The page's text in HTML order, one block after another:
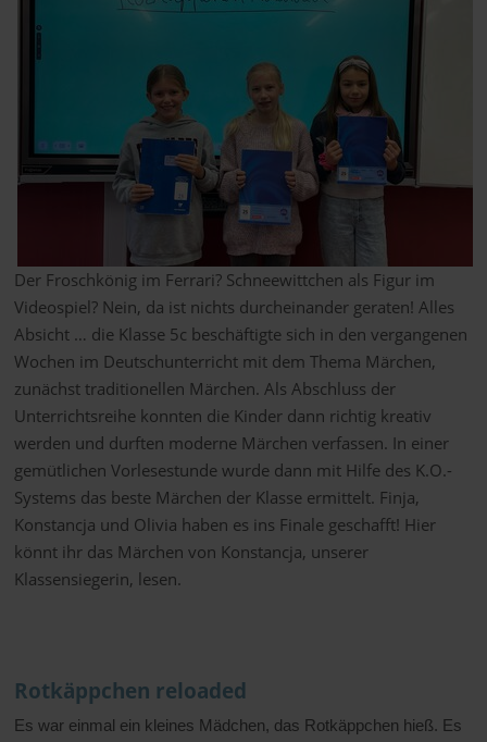
Der Froschkönig im Ferrari? Schneewittchen als Figur im
Videospiel? Nein, da ist nichts durcheinander geraten! Alles
Absicht … die Klasse 5c beschäftigte sich in den vergangenen
Wochen im Deutschunterricht mit dem Thema Märchen,
zunächst traditionellen Märchen. Als Abschluss der
Unterrichtsreihe konnten die Kinder dann richtig kreativ
werden und durften moderne Märchen verfassen. In einer
gemütlichen Vorlesestunde wurde dann mit Hilfe des K.O.-
Systems das beste Märchen der Klasse ermittelt. Finja,
Konstancja und Olivia haben es ins Finale geschafft! Hier
könnt ihr das Märchen von Konstancja, unserer
Klassensiegerin, lesen.
Rotkäppchen reloaded
Es war einmal ein kleines Mädchen, das Rotkäppchen hieß. Es